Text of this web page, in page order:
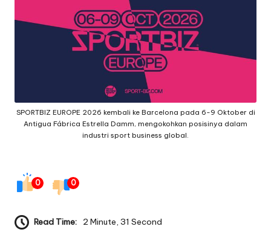
g
p
n
t
SPORTBIZ EUROPE 2026 kembali ke Barcelona pada 6-9 Oktober di
Antigua Fábrica Estrella Damm, mengokohkan posisinya dalam
industri sport business global.
0 0
Read Time: 2 Minute, 31 Second